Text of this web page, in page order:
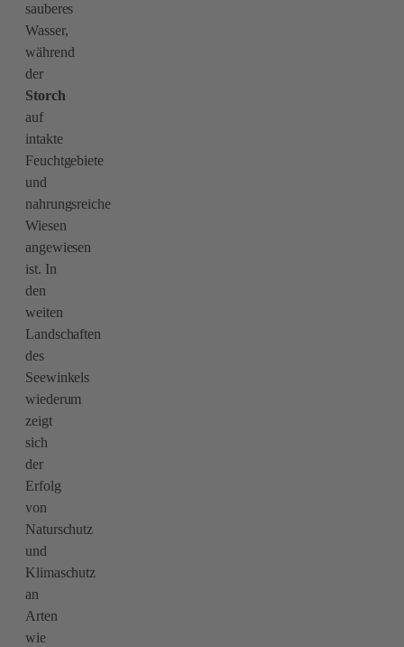
sauberes
Wasser,
während
der
Storch
auf
intakte
Feuchtgebiete
und
nahrungsreiche
Wiesen
angewiesen
ist. In
den
weiten
Landschaften
des
Seewinkels
wiederum
zeigt
sich
der
Erfolg
von
Naturschutz
und
Klimaschutz
an
Arten
wie